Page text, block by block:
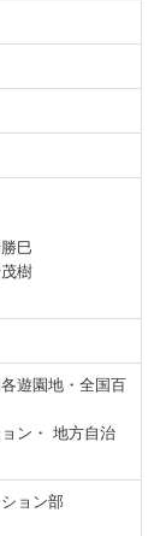
巳
樹
遊園地・全国百
ン・ 地方自治
ョン部